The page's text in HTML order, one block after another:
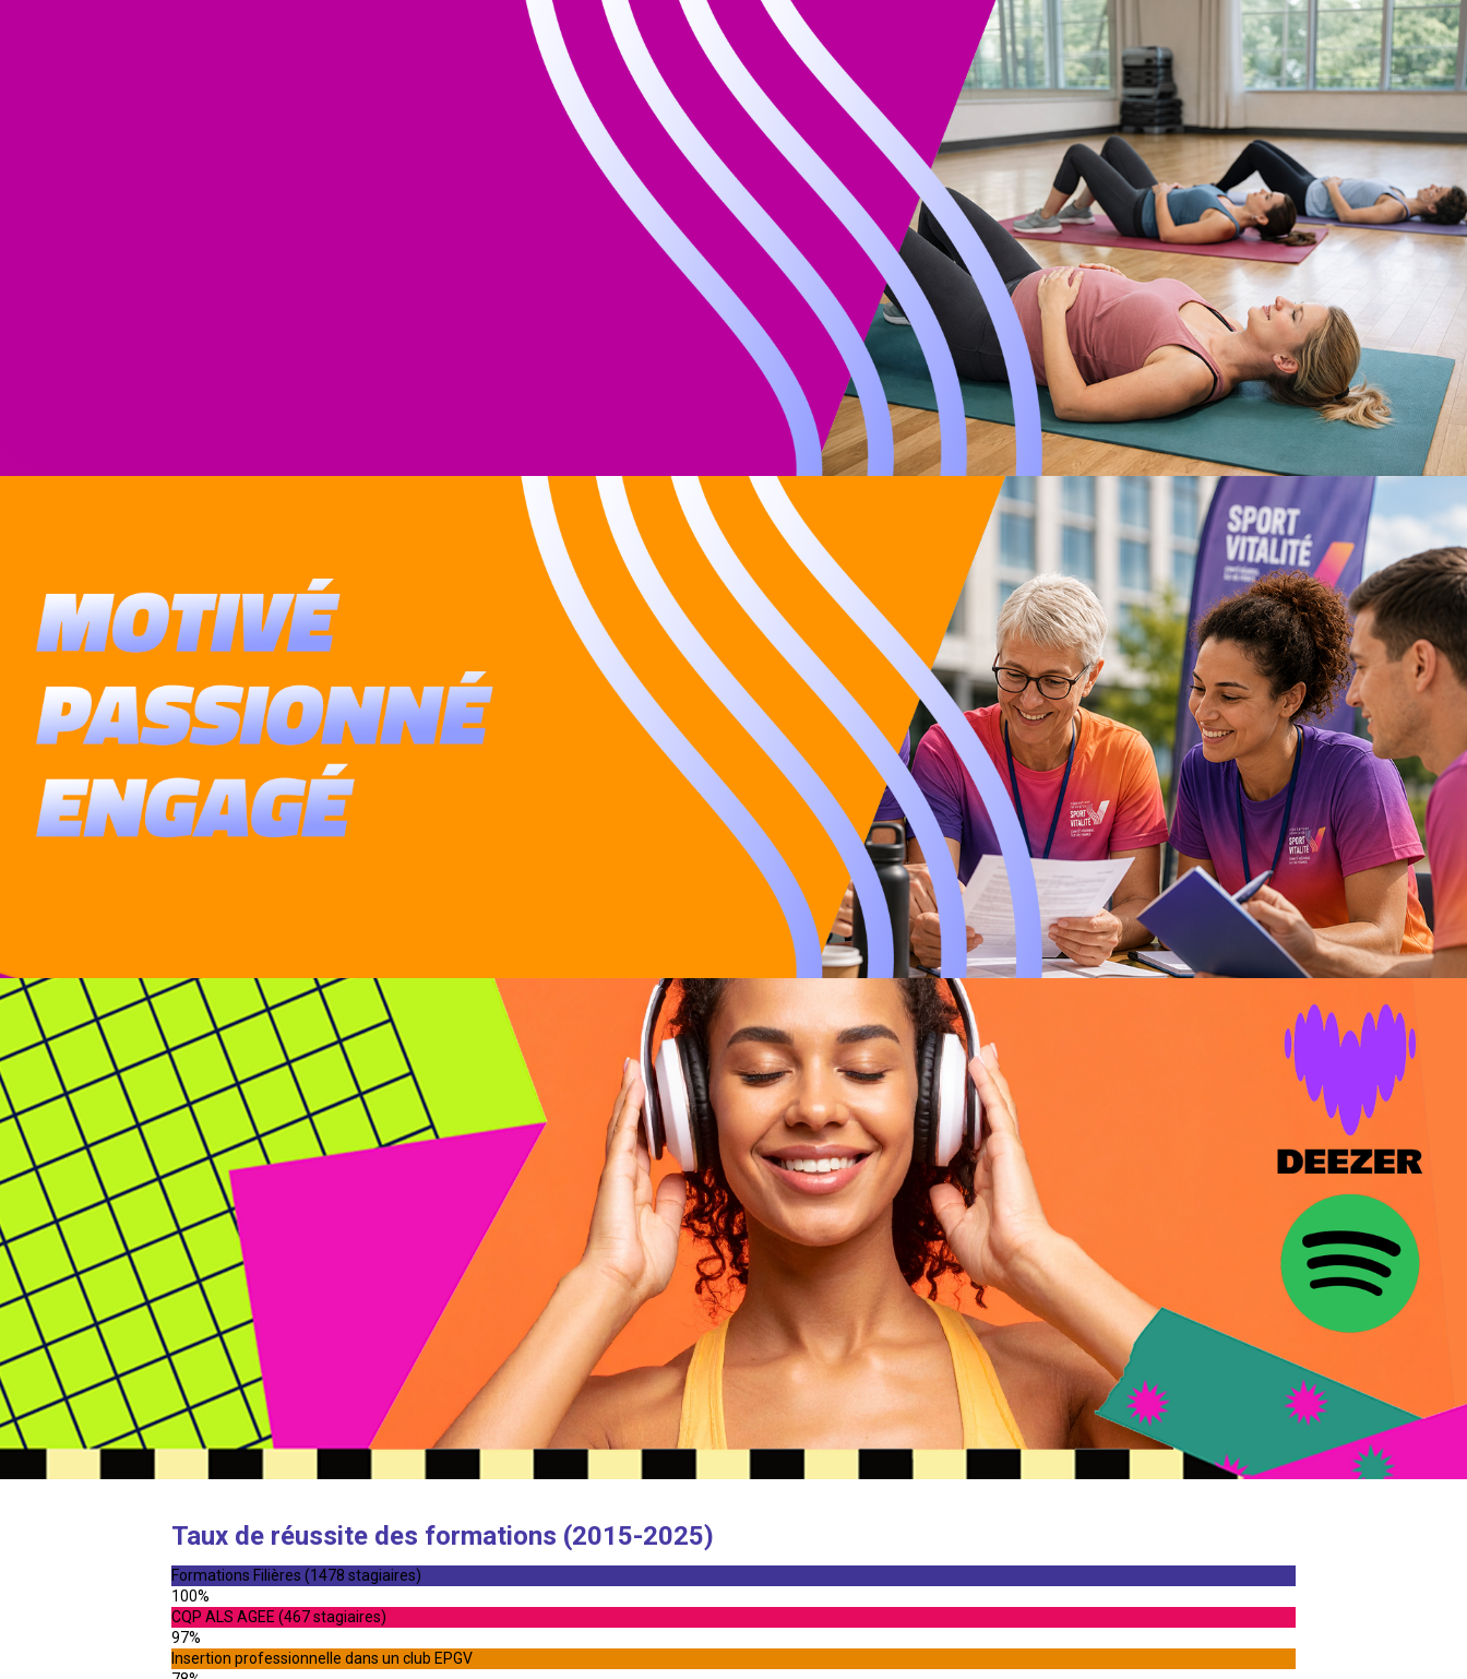
Taux de réussite des formations (2015-2025)
Formations Filières (1478 stagiaires)
100%
CQP ALS AGEE (467 stagiaires)
97%
Insertion professionnelle dans un club EPGV